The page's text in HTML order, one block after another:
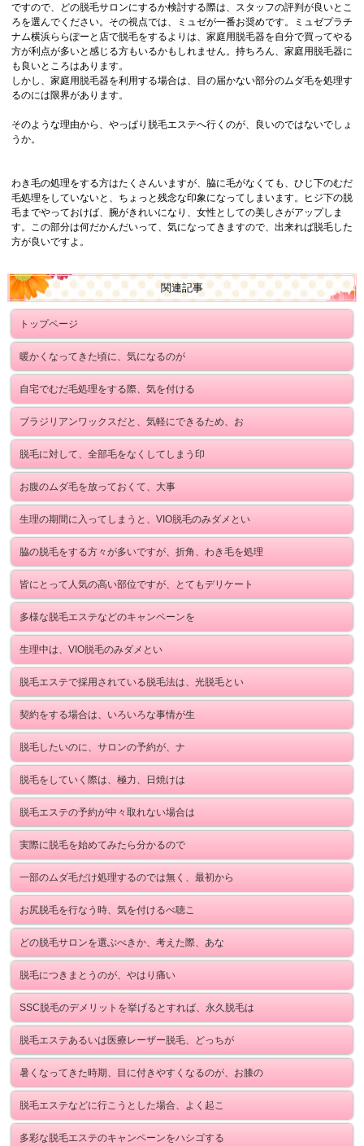
ですので、どの脱毛サロンにするか検討する際は、スタッフの評判が良いとこ
ろを選んでください。その視点では、ミュゼが一番お奨めです。ミュゼプラチ
ナム横浜ららぽーと店で脱毛をするよりは、家庭用脱毛器を自分で買ってやる
方が利点が多いと感じる方もいるかもしれません。持ちろん、家庭用脱毛器に
も良いところはあります。
しかし、家庭用脱毛器を利用する場合は、目の届かない部分のムダ毛を処理す
るのには限界があります。
そのような理由から、やっぱり脱毛エステへ行くのが、良いのではないでしょ
うか。
わき毛の処理をする方はたくさんいますが、脇に毛がなくても、ひじ下のむだ
毛処理をしていないと、ちょっと残念な印象になってしまいます。ヒジ下の脱
毛までやっておけば、腕がきれいになり、女性としての美しさがアップしま
す。この部分は何だかんだいって、気になってきますので、出来れば脱毛した
方が良いですよ。
関連記事
トップページ
暖かくなってきた頃に、気になるのが
自宅でむだ毛処理をする際、気を付ける
ブラジリアンワックスだと、気軽にできるため、お
脱毛に対して、全部毛をなくしてしまう印
お腹のムダ毛を放っておくて、大事
生理の期間に入ってしまうと、VIO脱毛のみダメとい
脇の脱毛をする方々が多いですが、折角、わき毛を処理
皆にとって人気の高い部位ですが、とてもデリケート
多様な脱毛エステなどのキャンペーンを
生理中は、VIO脱毛のみダメとい
脱毛エステで採用されている脱毛法は、光脱毛とい
契約をする場合は、いろいろな事情が生
脱毛したいのに、サロンの予約が、ナ
脱毛をしていく際は、極力、日焼けは
脱毛エステの予約が中々取れない場合は
実際に脱毛を始めてみたら分かるので
一部のムダ毛だけ処理するのでは無く、最初から
お尻脱毛を行なう時、気を付けるべ聴こ
どの脱毛サロンを選ぶべきか、考えた際、あな
脱毛につきまとうのが、やはり痛い
SSC脱毛のデメリットを挙げるとすれば、永久脱毛は
脱毛エステあるいは医療レーザー脱毛、どっちが
暑くなってきた時期、目に付きやすくなるのが、お膝の
脱毛エステなどに行こうとした場合、よく起こ
多彩な脱毛エステのキャンペーンをハシゴする